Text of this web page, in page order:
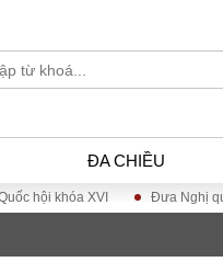
ĐA CHIỀU
khóa XVI Đưa Nghị quyết Đại